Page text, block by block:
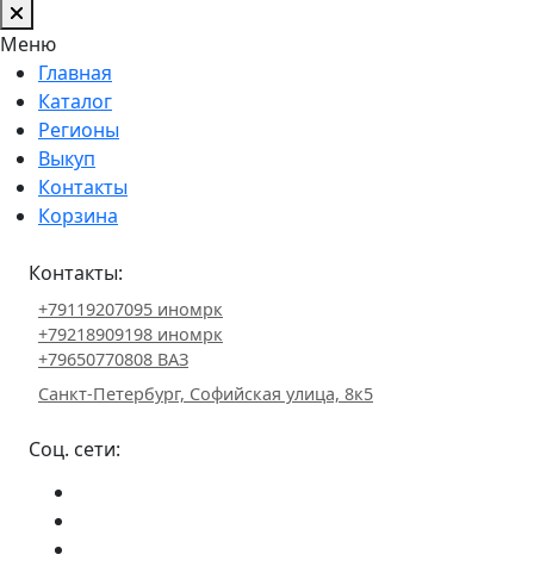
Меню
Главная
Каталог
Регионы
Выкуп
Контакты
Корзина
Контакты:
+79119207095 иномрк
+79218909198 иномрк
+79650770808 ВАЗ
Санкт-Петербург, Софийская улица, 8к5
Соц. сети: